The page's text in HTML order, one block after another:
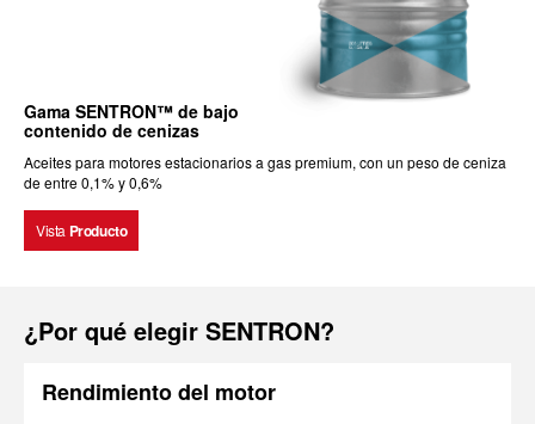
Gama SENTRON™ de bajo
contenido de cenizas
Aceites para motores estacionarios a gas premium, con un peso de ceniza
de entre 0,1% y 0,6%
Vista Producto
¿Por qué elegir SENTRON?
Rendimiento del motor